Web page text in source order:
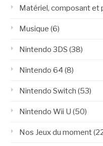
Matériel, composant et
Musique (6)
Nintendo 3DS (38)
Nintendo 64 (8)
Nintendo Switch (53)
Nintendo Wii U (50)
Nos Jeux du moment